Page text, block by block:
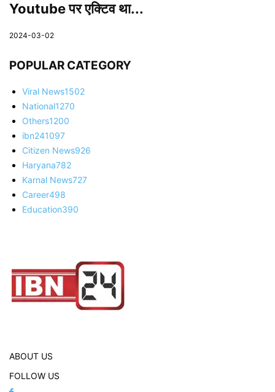
Youtube पर एक्टिव था...
2024-03-02
POPULAR CATEGORY
Viral News1502
National1270
Others1200
ibn241097
Citizen News926
Haryana782
Karnal News727
Career498
Education390
ABOUT US
FOLLOW US